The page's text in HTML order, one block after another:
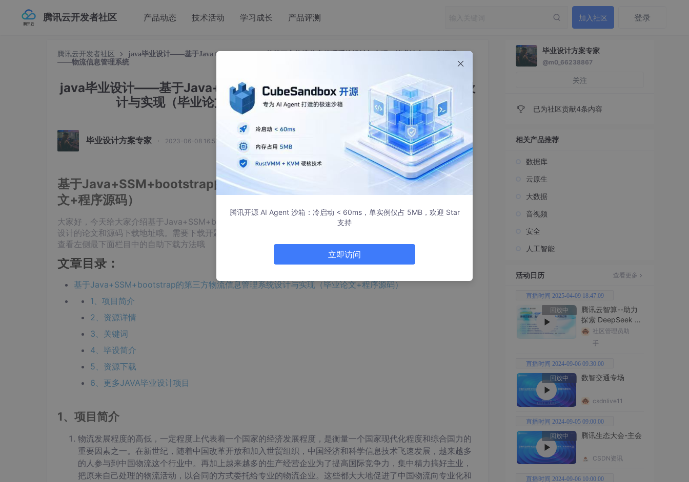
腾讯云开发者社区 产品动态 技术活动 学习成长 产品评测 加入社区 登录
腾讯云开发者社区
java毕业设计——基于Java+SSM+bootstrap的第三方物流信息管理系统设计与实现（毕业论文+程序源码）
——物流信息管理系统
java毕业设计——基于Java+SSM+bootstrap的第三方物流信息管理系统设
计与实现（毕业论文+程序源码）——物流信息管理系统
毕业设计方案专家 · 2023-06-08 16:52:56 发布
基于Java+SSM+bootstrap的第三方物流信息管理系统设计与实现（毕业论
文+程序源码）
大家好，今天给大家介绍基于Java+SSM+bootstrap的第三方物流信息管理系统设计与实现，文章末尾附有本毕业
设计的论文和源码下载地址哦。需要下载开题报告PPT模板及论文答辩PPT模板等的小伙伴，可以进入我的博客主页
查看左侧最下面栏目中的自助下载方法哦
文章目录：
基于Java+SSM+bootstrap的第三方物流信息管理系统设计与实现（毕业论文+程序源码）
1、项目简介
2、资源详情
3、关键词
4、毕设简介
5、资源下载
6、更多JAVA毕业设计项目
1、项目简介
物流发展程度的高低，一定程度上代表着一个国家的经济发展程度，是衡量一个国家现代化程度和综合国力的
重要因素之一。在新世纪，随着中国改革开放和加入世贸组织，中国经济和科学信息技术飞速发展，越来越多
的人参与到中国物流这个行业中。再加上越来越多的生产经营企业为了提高国际竞争力，集中精力搞好主业，
把原来自己处理的物流活动，以合同的方式委托给专业的物流企业。这些都大大地促进了中国物流向专业化和
毕业设计方案专家
@m0_66238867
关注
已为社区贡献4条内容
相关产品推荐
数据库
云原生
大数据
音视频
安全
人工智能
活动日历 查看更多
直播时间 2025-04-09 18:47:09
回放中
腾讯云智算--助力
探索 DeepSeek 无
限边界社区管理员助
手
直播时间 2024-09-06 09:30:00
回放中
数智交通专场
csdnlive11
直播时间 2024-09-05 09:00:00
回放中
腾讯生态大会-主会
CSDN资讯
直播时间 2024-09-06 10:00:00
腾讯开源 AI Agent 沙箱：冷启动 < 60ms，单实例仅占 5MB，欢迎 Star
支持
立即访问